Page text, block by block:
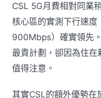
CSL 5G月費相對同業
核心區的實測下行速
900Mbps）確實領先
最貴計劃，卻因為住
值得注意。
其實CSL的額外優勢在